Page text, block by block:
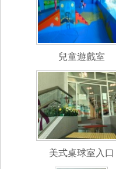
兒童遊戲室
美式桌球室入口